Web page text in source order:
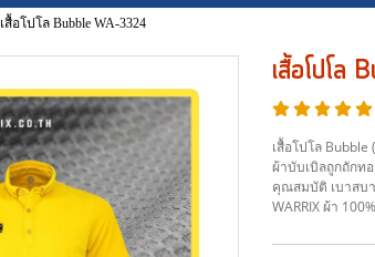
เสื้อโปโล Bubble WA-3324
เสื้อโปโล
เสื้อโปโล
ผ้าบับเบิลถูกถักท
คุณสมบัติ เบาสบ
WARRIX ผ้า